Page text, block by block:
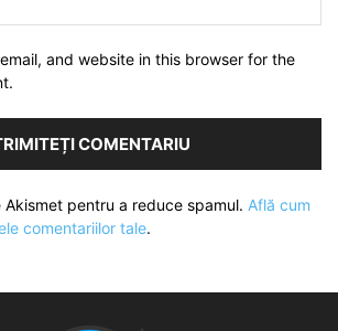
and website in this browser for the
pentru a reduce spamul. Află cum
comentariilor tale.